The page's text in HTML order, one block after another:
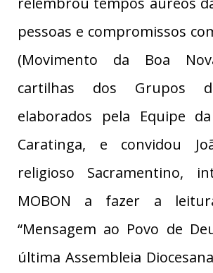
pessoas e compromissos
(Movimento da Boa
cartilhas dos Grupos
elaborados pela Equipe
Caratinga, e convidou
religioso Sacramentino,
MOBON a fazer a
“Mensagem ao Povo de
última Assembleia